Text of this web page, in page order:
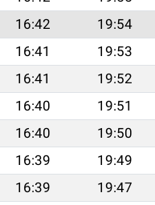
16:42 19:54
16:41 19:53
16:41 19:52
16:40 19:51
16:40 19:50
16:39 19:49
16:39 19:47